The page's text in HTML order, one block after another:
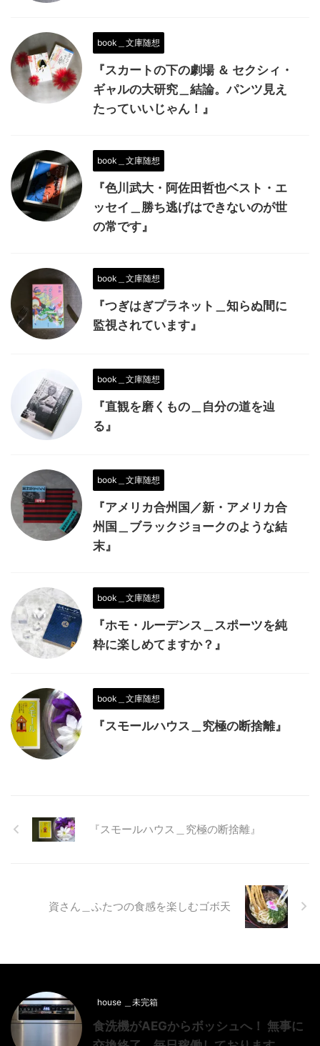
book＿文庫随想
『スカートの下の劇場 ＆ セクシィ・
ギャルの大研究＿結論。パンツ見え
たっていいじゃん！』
book＿文庫随想
『色川武大・阿佐田哲也ベスト・エ
ッセイ＿勝ち逃げはできないのが世
の常です』
book＿文庫随想
『つぎはぎプラネット＿知らぬ間に
監視されています』
book＿文庫随想
『直観を磨くもの＿自分の道を辿
る』
book＿文庫随想
『アメリカ合州国／新・アメリカ合
州国＿ブラックジョークのような結
末』
book＿文庫随想
『ホモ・ルーデンス＿スポーツを純
粋に楽しめてますか？』
book＿文庫随想
『スモールハウス＿究極の断捨離』
『スモールハウス＿究極の断捨離』
資さん＿ふたつの食感を楽しむゴボ天
house ＿未完箱
食洗機がAEGからボッシュへ！ 無事に